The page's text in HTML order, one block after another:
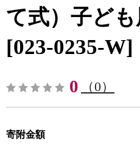
て式）子ど
[023-0235-W]
0 （0）
寄附金額